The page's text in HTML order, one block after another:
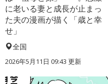
に老いる妻と成長が止まっ
た夫の漫画が描く「歳と幸
せ」
全国
2026年5月11日 09:43 更新